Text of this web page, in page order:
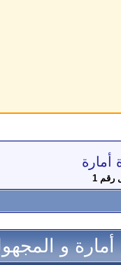
أمارة
رقم 1
أمارة و